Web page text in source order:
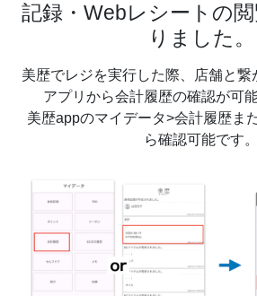
記録・Webレシートの
りました。
美歴でレジを実行した際、店舗と繋
アプリから会計履歴の確認が可
美歴appのマイデータ>会計履歴ま
ら確認可能です。